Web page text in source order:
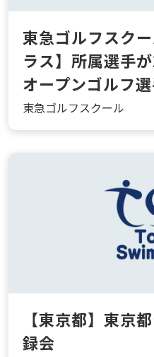
東急ゴルフスク
ラス】所属選手
オープンゴルフ
東急ゴルフスクール
【東京都】東京
録会